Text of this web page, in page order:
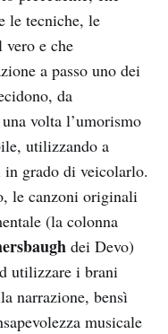
le tecniche, le
e che
a passo uno dei
da
volta l’umorismo
utilizzando a
grado di veicolarlo.
le canzoni originali
(la colonna
dei Devo)
utilizzare i brani
narrazione, bensì
musicale